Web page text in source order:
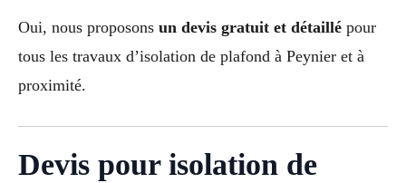
Oui, nous proposons un devis gratuit et détaillé pour
tous les travaux d’isolation de plafond à Peynier et à
proximité.
Devis pour isolation de